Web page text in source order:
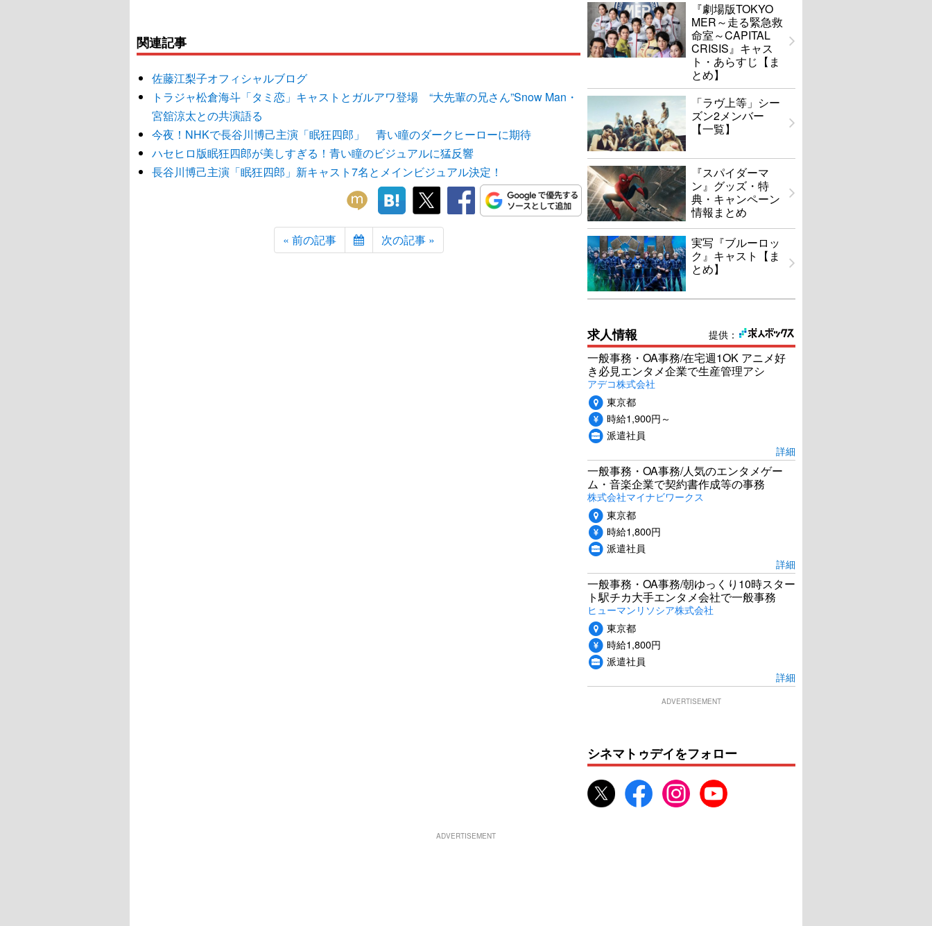
関連記事
佐藤江梨子オフィシャルブログ
トラジャ松倉海斗「タミ恋」キャストとガルアワ登場 “大先輩の兄さん”Snow Man・
宮舘涼太との共演語る
今夜！NHKで長谷川博己主演「眠狂四郎」 青い瞳のダークヒーローに期待
ハセヒロ版眠狂四郎が美しすぎる！青い瞳のビジュアルに猛反響
長谷川博己主演「眠狂四郎」新キャスト7名とメインビジュアル決定！
« 前の記事 次の記事 »
『劇場版TOKYO
MER～走る緊急救
命室～CAPITAL
CRISIS』キャス
ト・あらすじ【ま
とめ】
「ラヴ上等」シー
ズン2メンバー
【一覧】
『スパイダーマ
ン』グッズ・特
典・キャンペーン
情報まとめ
実写『ブルーロッ
ク』キャスト【ま
とめ】
提供：
求人情報
一般事務・OA事務/在宅週1OK アニメ好
き必見エンタメ企業で生産管理アシ
アデコ株式会社
東京都
時給1,900円～
派遣社員
詳細
一般事務・OA事務/人気のエンタメゲー
ム・音楽企業で契約書作成等の事務
株式会社マイナビワークス
東京都
時給1,800円
派遣社員
詳細
一般事務・OA事務/朝ゆっくり10時スター
ト駅チカ大手エンタメ会社で一般事務
ヒューマンリソシア株式会社
東京都
時給1,800円
派遣社員
詳細
ADVERTISEMENT
シネマトゥデイをフォロー
ADVERTISEMENT